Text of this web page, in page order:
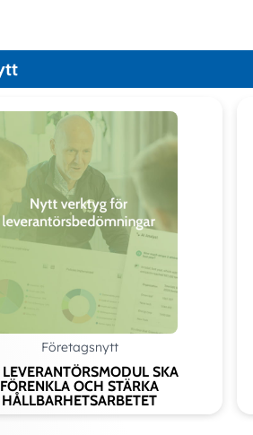
Add to existing cart row
Företagsnytt
LEVERANTÖRSMODUL SKA
FÖRENKLA OCH STÄRKA
HÅLLBARHETSARBETET